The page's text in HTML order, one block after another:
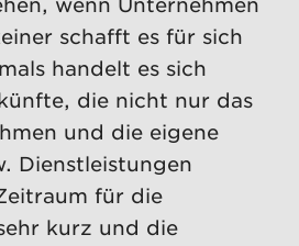
schafft es für sich
handelt es sich
die nicht nur das
und die eigene
Dienstleistungen
für die
kurz und die